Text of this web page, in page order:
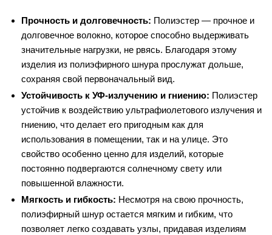
Прочность и долговечность: Полиэстер — прочное и
долговечное волокно, которое способно выдерживать
значительные нагрузки, не рвясь. Благодаря этому
изделия из полиэфирного шнура прослужат дольше,
сохраняя свой первоначальный вид.
Устойчивость к УФ-излучению и гниению: Полиэстер
устойчив к воздействию ультрафиолетового излучения и
гниению, что делает его пригодным как для
использования в помещении, так и на улице. Это
свойство особенно ценно для изделий, которые
постоянно подвергаются солнечному свету или
повышенной влажности.
Мягкость и гибкость: Несмотря на свою прочность,
полиэфирный шнур остается мягким и гибким, что
позволяет легко создавать узлы, придавая изделиям